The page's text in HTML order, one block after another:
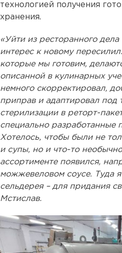
технологией получения
хранения.
«Уйти из ресторанного
интерес к новому
которые мы готовим,
описанной в кулинарных
немного скорректировал,
приправ и адаптировал под
стерилизации в реторт-
специально разработанные
Хотелось, чтобы были не
и супы, но и что-то
ассортименте появился,
можжевеловом соусе. Туда
сельдерея – для придания
Мстислав.